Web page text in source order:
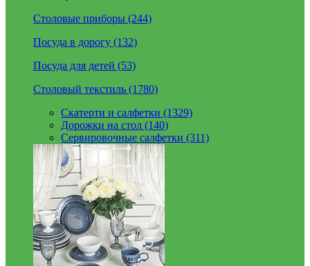
Столовые приборы (244)
Посуда в дорогу (132)
Посуда для детей (53)
Столовый текстиль (1780)
Скатерти и салфетки (1329)
Дорожки на стол (140)
Сервировочные салфетки (311)